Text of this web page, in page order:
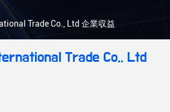
Trade Co., Ltd 企業収益
Trade Co., Ltd